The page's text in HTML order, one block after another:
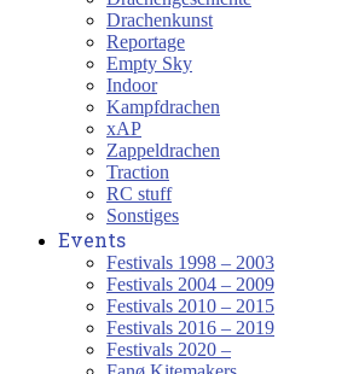
Drachenkunst
Reportage
Empty Sky
Indoor
Kampfdrachen
xAP
Zappeldrachen
Traction
RC stuff
Sonstiges
Events
Festivals 1998 – 2003
Festivals 2004 – 2009
Festivals 2010 – 2015
Festivals 2016 – 2019
Festivals 2020 –